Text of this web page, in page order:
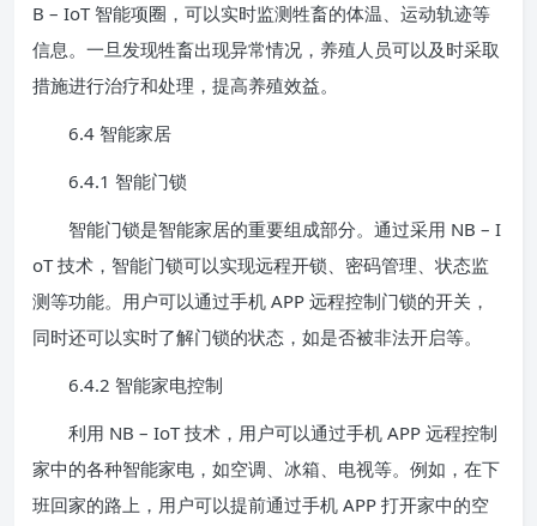
B – IoT 智能项圈，可以实时监测牲畜的体温、运动轨迹等
信息。一旦发现牲畜出现异常情况，养殖人员可以及时采取
措施进行治疗和处理，提高养殖效益。
6.4 智能家居
6.4.1 智能门锁
智能门锁是智能家居的重要组成部分。通过采用 NB – I
oT 技术，智能门锁可以实现远程开锁、密码管理、状态监
测等功能。用户可以通过手机 APP 远程控制门锁的开关，
同时还可以实时了解门锁的状态，如是否被非法开启等。
6.4.2 智能家电控制
利用 NB – IoT 技术，用户可以通过手机 APP 远程控制
家中的各种智能家电，如空调、冰箱、电视等。例如，在下
班回家的路上，用户可以提前通过手机 APP 打开家中的空